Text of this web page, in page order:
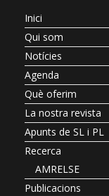
Inici
Qui som
Notícies
Agenda
Què oferim
La nostra revista
Apunts de SL i PL
Recerca
AMRELSE
Publicacions